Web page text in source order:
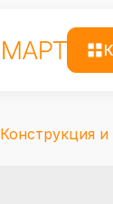
Конструкция и